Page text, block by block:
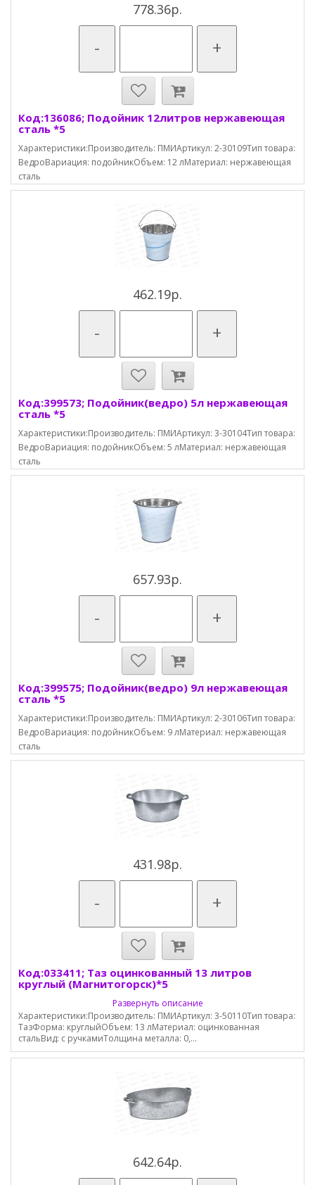
778.36р.
- +
Код:136086; Подойник 12литров нержавеющая
сталь *5
Характеристики:Производитель: ПМИАртикул: 2-30109Тип товара:
ВедроВариация: подойникОбъем: 12 лМатериал: нержавеющая
cталь
462.19р.
- +
Код:399573; Подойник(ведро) 5л нержавеющая
сталь *5
Характеристики:Производитель: ПМИАртикул: 3-30104Тип товара:
ВедроВариация: подойникОбъем: 5 лМатериал: нержавеющая
cталь
657.93р.
- +
Код:399575; Подойник(ведро) 9л нержавеющая
сталь *5
Характеристики:Производитель: ПМИАртикул: 2-30106Тип товара:
ВедроВариация: подойникОбъем: 9 лМатериал: нержавеющая
cталь
431.98р.
- +
Код:033411; Таз оцинкованный 13 литров
круглый (Магнитогорск)*5
Развернуть описание
Характеристики:Производитель: ПМИАртикул: 3-50110Тип товара:
ТазФорма: круглыйОбъем: 13 лМатериал: оцинкованная
стальВид: с ручкамиТолщина металла: 0,...
642.64р.